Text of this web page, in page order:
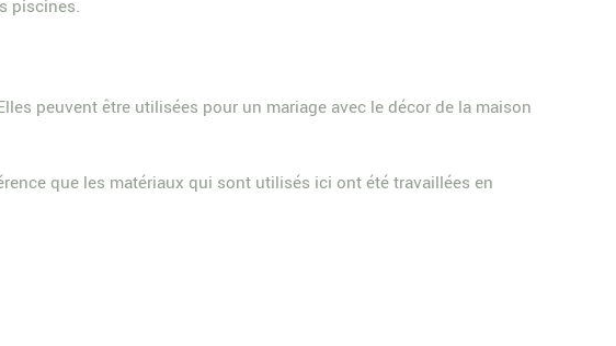
piscines.
peuvent être utilisées pour un mariage avec le décor de la maison
que les matériaux qui sont utilisés ici ont été travaillées en